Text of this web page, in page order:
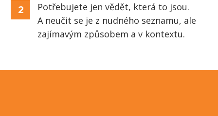
2
Potřebujete jen vědět, která to jsou.
A neučit se je z nudného seznamu, ale
zajímavým způsobem a v kontextu.